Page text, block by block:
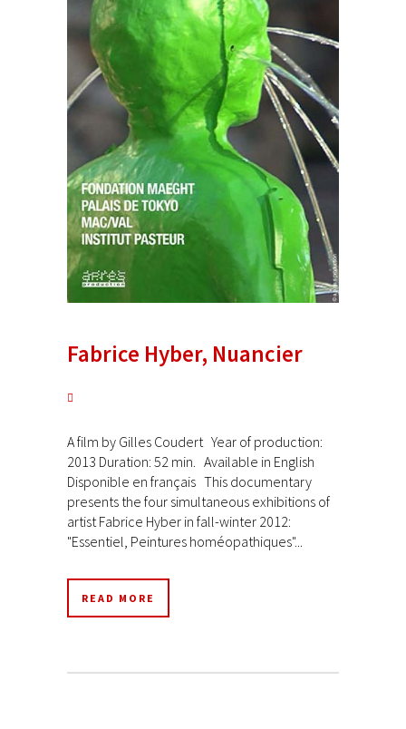
Fabrice Hyber, Nuancier
A film by Gilles Coudert Year of production:
2013 Duration: 52 min. Available in English
Disponible en français This documentary
presents the four simultaneous exhibitions of
artist Fabrice Hyber in fall-winter 2012:
"Essentiel, Peintures homéopathiques"...
READ MORE